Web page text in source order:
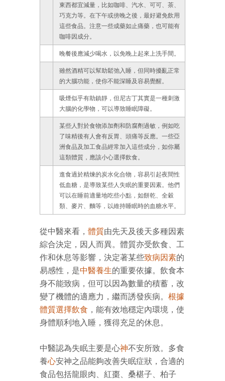
東西都宜減量，比如咖啡、汽水、可可、茶、
巧克力等。在下午或傍晚之後，最好避免飲用
這些食品。注意一些成藥如止痛藥，也可能有
咖啡因成分。
晚餐後應減少喝水，以免晚上起來上洗手間。
雖然酒精可以幫助鬆弛入睡，但同時擾亂正常
的大腦功能，使你不能深睡及容易覺醒。
吸煙似乎有助鎮靜，但尼古丁其實是一種刺激
大腦的化學物，可以導致睡眠障礙。
某些人對於食物添加劑和防腐劑過敏，例如吃
了味精後有人會有反胃、頭痛等反應。一些亞
洲食品及加工食品經常加入這些成分，如你屬
這類體質，應該小心選擇飲食。
進食過於精煉的炭水化合物，容易引起夜間性
低血糖，是導致某些人失眠的重要因素。他們
可以在睡前適量地吃些小點，如餅乾、全穀
類、麥片、麵等，以維持睡眠時的血糖水平。
從中醫來看， 體質由先天及後天多種因素
綜合決定，因人而異。體質亦受飲食、工
作和休息等影響，決定著某些致病因素的
易感性，是中醫養生的重要依據。飲食本
身不能致病，但可以因為數量的積蓄，改
變了機體的適應力，繼而誘發疾病。 根據
體質選擇飲食 ，能有效地穩定內環境，使
身體順利地入睡，獲得充足的休息。
中醫認為失眠主要是心神不安所致。多食
養心安神之品能夠改善失眠症狀，合適的
食品包括龍眼肉、紅棗、桑椹子、柏子